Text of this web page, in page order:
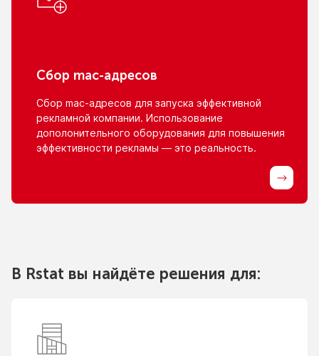
Сбор mac-адресов
Сбор mac-адресов для запуска эффективной
рекламной компании. Использование
дополонительного оборудования для повышения
эффективности рекламы — это реальность.
В Rstat вы найдёте решения для: